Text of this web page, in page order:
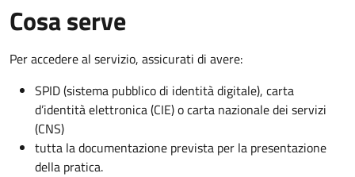
Cosa serve
Per accedere al servizio, assicurati di avere:
SPID (sistema pubblico di identità digitale), carta
d’identità elettronica (CIE) o carta nazionale dei servizi
(CNS)
tutta la documentazione prevista per la presentazione
della pratica.